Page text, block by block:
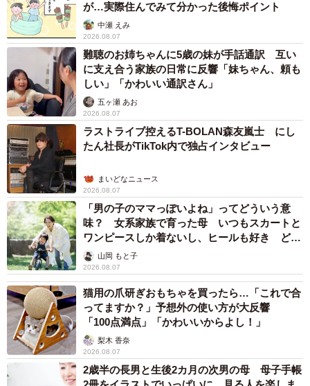
が…実際住んでみて分かった後悔ポイント
中瀬 えみ
2026.08.07
難聴のお姉ちゃんに5歳の妹が手話通訳 互い
に支え合う家族の日常に反響「妹ちゃん、頼も
しい」「かわいい通訳さん」
五ヶ瀬 あお
2026.08.07
ラストライブ控えるT-BOLAN森友嵐士 にし
たん社長がTikTok内で独占インタビュー
まいどなニュース
2026.08.07
「男の子のママっぽいよね」ってどういう意
味？ 女系家族で育った母 いつもスカートと
ワンピースしか着ないし、ヒールも好き どの
へんが…
山岡 もと子
2026.08.07
猫用の爪研ぎおもちゃを買ったら…「これで合
ってますか？」予想外の使い方が大反響
「100点満点」「かわいいからよし！」
梨木 香奈
2026.08.07
2歳半の長男と生後2カ月の次男の母 母子手帳